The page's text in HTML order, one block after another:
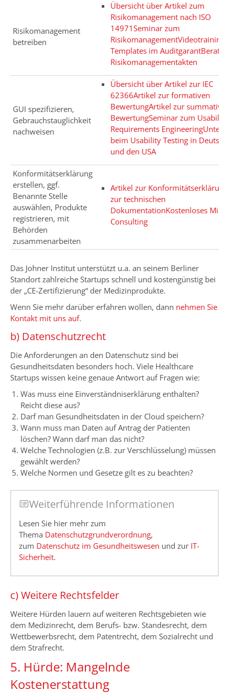
Risikomanagement
betreiben
Übersicht über Artikel zum
Risikomanagement nach ISO
14971Seminar zum
Risikomanagement
Templates im Auditgarant
Risikomanagementakten
GUI spezifizieren,
Gebrauchstauglichkeit
nachweisen
Übersicht über Artikel zur IEC
62366Artikel zur formativen
BewertungArtikel zur
BewertungSeminar zum
Requirements Engineering
beim Usability Testing in
und den USA
Konformitätserklärung
erstellen, ggf.
Benannte Stelle
auswählen, Produkte
registrieren, mit
Behörden
zusammenarbeiten
Artikel zur Konformitätserklärung
zur technischen
DokumentationKostenloses
Consulting
Das Johner Institut unterstützt u.a. an seinem Berliner
Standort zahlreiche Startups schnell und kostengünstig bei
der „CE-Zertifizierung“ der Medizinprodukte.
Wenn Sie mehr darüber erfahren wollen, dann nehmen Sie
Kontakt mit uns auf.
b) Datenschutzrecht
Die Anforderungen an den Datenschutz sind bei
Gesundheitsdaten besonders hoch. Viele Healthcare
Startups wissen keine genaue Antwort auf Fragen wie:
Was muss eine Einverständniserklärung enthalten?
Reicht diese aus?
Darf man Gesundheitsdaten in der Cloud speichern?
Wann muss man Daten auf Antrag der Patienten
löschen? Wann darf man das nicht?
Welche Technologien (z.B. zur Verschlüsselung) müssen
gewählt werden?
Welche Normen und Gesetze gilt es zu beachten?
Weiterführende Informationen
Lesen Sie hier mehr zum
Thema Datenschutzgrundverordnung,
zum Datenschutz im Gesundheitswesen und zur IT-
Sicherheit.
c) Weitere Rechtsfelder
Weitere Hürden lauern auf weiteren Rechtsgebieten wie
dem Medizinrecht, dem Berufs- bzw. Standesrecht, dem
Wettbewerbsrecht, dem Patentrecht, dem Sozialrecht und
dem Strafrecht.
5. Hürde: Mangelnde
Kostenerstattung